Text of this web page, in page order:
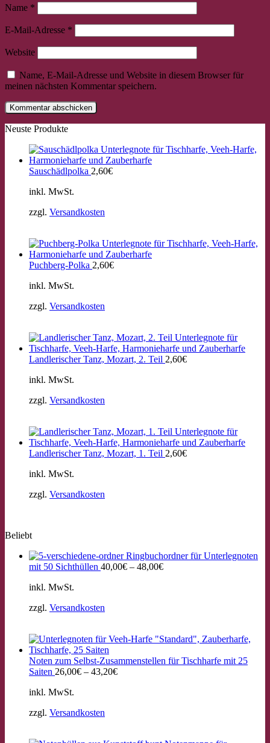
Name *
E-Mail-Adresse *
Website
Name, E-Mail-Adresse und Website in diesem Browser für
meinen nächsten Kommentar speichern.
Neuste Produkte
Sauschädlpolka 2,60€
inkl. MwSt.
zzgl. Versandkosten
Puchberg-Polka 2,60€
inkl. MwSt.
zzgl. Versandkosten
Landlerischer Tanz, Mozart, 2. Teil 2,60€
inkl. MwSt.
zzgl. Versandkosten
Landlerischer Tanz, Mozart, 1. Teil 2,60€
inkl. MwSt.
zzgl. Versandkosten
Beliebt
Ringbuchordner für Unterlegnoten
mit 50 Sichthüllen 40,00€ – 48,00€
inkl. MwSt.
zzgl. Versandkosten
Noten zum Selbst-Zusammenstellen für Tischharfe mit 25
Saiten 26,00€ – 43,20€
inkl. MwSt.
zzgl. Versandkosten
Chat Support ×
18 Saiten